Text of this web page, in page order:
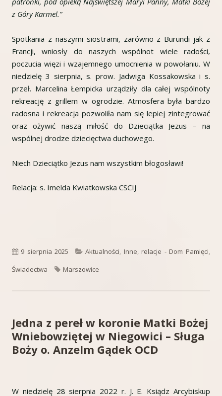
z Góry Karmel.”
Spotkania z naszymi siostrami, zarówno z Burundi jak z
Francji, wniosły do naszych wspólnot wiele radości,
poczucia więzi i wzajemnego umocnienia w powołaniu. W
niedzielę 3 sierpnia, s. prow. Jadwiga Kossakowska i s.
przeł. Marcelina Łempicka urządziły dla całej wspólnoty
rekreację z grillem w ogrodzie. Atmosfera była bardzo
radosna i rekreacja pozwoliła nam się lepiej zintegrować
oraz ożywić naszą miłość do Dzieciątka Jezus – na
wspólnej drodze dziecięctwa duchowego.
Niech Dzieciątko Jezus nam wszystkim błogosławi!
Relacja: s. Imelda Kwiatkowska CSCIJ
Opublikowano
9 sierpnia 2025 Kategorie
Aktualności, Inne, relacje - Dom Pamięci,
Świadectwa
Tagi
Marszowice
Jedna z pereł w koronie Matki Bożej
Wniebowziętej w Niegowici – Sługa
Boży o. Anzelm Gądek OCD
W niedzielę 28 sierpnia 2022 r. J. E. Ksiądz Arcybiskup